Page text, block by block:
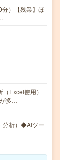
）【残業】ほ
Excel使用）
多…
分析）◆AIツー